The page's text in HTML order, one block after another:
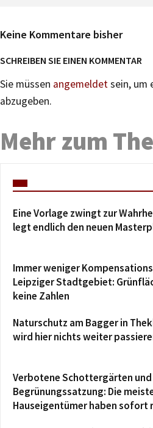
Keine Kommentare bisher
SCHREIBEN SIE EINEN KOMMENTAR
Sie müssen angemeldetsein, um
abzugeben.
Mehr zum
Eine Vorlage zwingt zur
legt endlich den neuen
Immer weniger
Leipziger Stadtgebiet:
keine Zahlen
Naturschutz am Bagger in
wird hier nichts weiter
Verbotene Schottergärten und
Begrünungssatzung: Die
Hauseigentümer haben sofort